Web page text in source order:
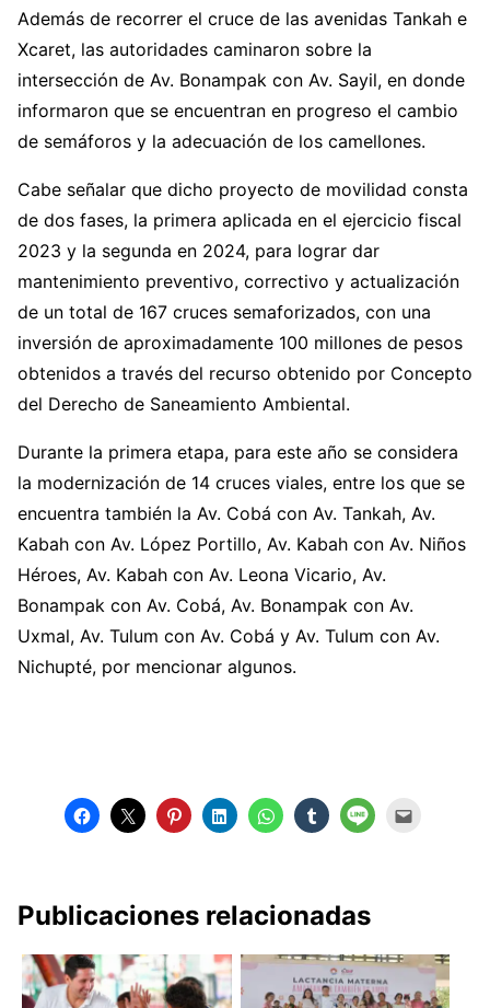
Además de recorrer el cruce de las avenidas Tankah e
Xcaret, las autoridades caminaron sobre la
intersección de Av. Bonampak con Av. Sayil, en donde
informaron que se encuentran en progreso el cambio
de semáforos y la adecuación de los camellones.
Cabe señalar que dicho proyecto de movilidad consta
de dos fases, la primera aplicada en el ejercicio fiscal
2023 y la segunda en 2024, para lograr dar
mantenimiento preventivo, correctivo y actualización
de un total de 167 cruces semaforizados, con una
inversión de aproximadamente 100 millones de pesos
obtenidos a través del recurso obtenido por Concepto
del Derecho de Saneamiento Ambiental.
Durante la primera etapa, para este año se considera
la modernización de 14 cruces viales, entre los que se
encuentra también la Av. Cobá con Av. Tankah, Av.
Kabah con Av. López Portillo, Av. Kabah con Av. Niños
Héroes, Av. Kabah con Av. Leona Vicario, Av.
Bonampak con Av. Cobá, Av. Bonampak con Av.
Uxmal, Av. Tulum con Av. Cobá y Av. Tulum con Av.
Nichupté, por mencionar algunos.
Publicaciones relacionadas